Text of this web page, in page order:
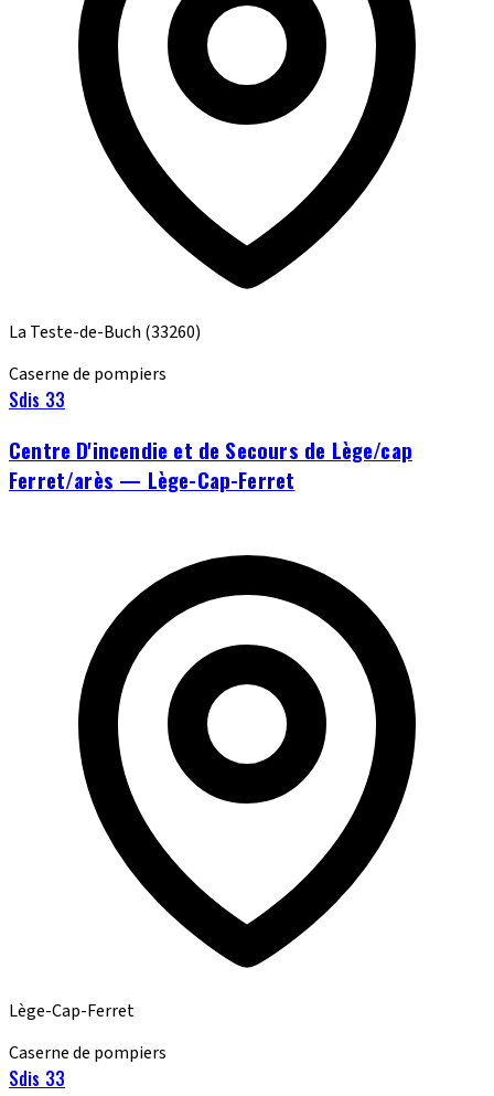
La Teste-de-Buch (33260)
Caserne de pompiers
Sdis 33
Centre D'incendie et de Secours de Lège/cap
Ferret/arès — Lège-Cap-Ferret
Lège-Cap-Ferret
Caserne de pompiers
Sdis 33